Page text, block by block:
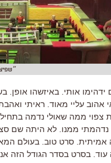
ידהימו אותי. באיזשהו
אהוב עליי מאוד. ראיתי
צפוי ממה שאולי נדמה
ממנו. לא היתה שם
אמיתית. סרט טוב. בעולם
עוד. בסרט בסדר הגודל הזה